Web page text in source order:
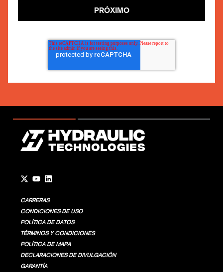
PRÓXIMO
Go to Twitter page.
Go to YouTube page.
Go to LinkedIn page.
CARRERAS
CONDICIONES DE USO
POLÍTICA DE DATOS
TÉRMINOS Y CONDICIONES
POLÍTICA DE MAPA
DECLARACIONES DE DIVULGACIÓN
GARANTÍA